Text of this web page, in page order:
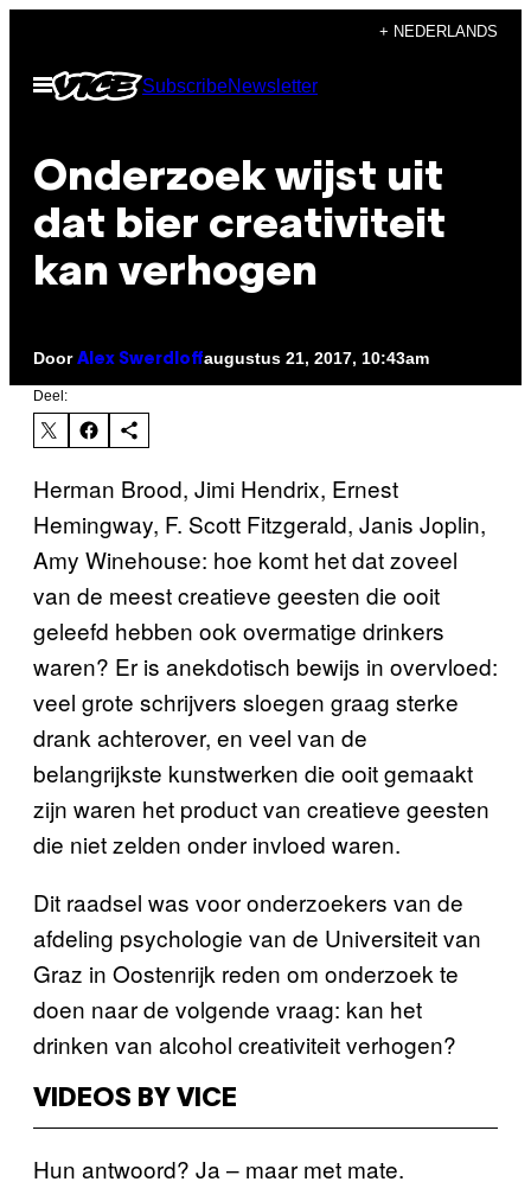
de
+ NEDERLANDS
Open
menu
SubscribeNewsletter
Onderzoek wijst uit
dat bier creativiteit
kan verhogen
Door Alex Swerdloffaugustus 21, 2017, 10:43am
Deel:
Herman Brood, Jimi Hendrix, Ernest
Hemingway, F. Scott Fitzgerald, Janis Joplin,
Amy Winehouse: hoe komt het dat zoveel
van de meest creatieve geesten die ooit
geleefd hebben ook overmatige drinkers
waren? Er is anekdotisch bewijs in overvloed:
veel grote schrijvers sloegen graag sterke
drank achterover, en veel van de
belangrijkste kunstwerken die ooit gemaakt
zijn waren het product van creatieve geesten
die niet zelden onder invloed waren.
Dit raadsel was voor onderzoekers van de
afdeling psychologie van de Universiteit van
Graz in Oostenrijk reden om onderzoek te
doen naar de volgende vraag: kan het
drinken van alcohol creativiteit verhogen?
VIDEOS BY VICE
Hun antwoord? Ja – maar met mate.